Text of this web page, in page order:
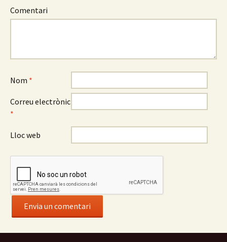
Comentari
Nom *
Correu electrònic
*
Lloc web